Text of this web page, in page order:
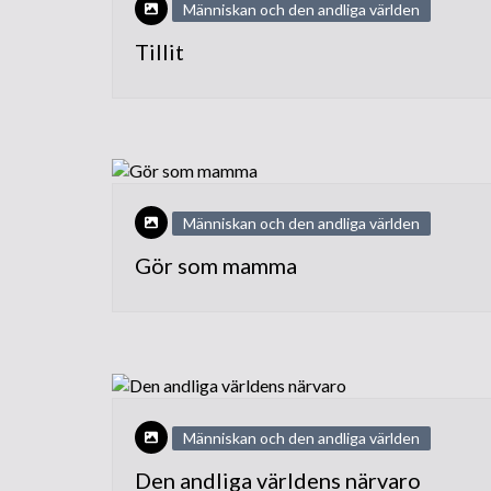
Människan och den andliga världen
Tillit
Människan och den andliga världen
Gör som mamma
Människan och den andliga världen
Den andliga världens närvaro